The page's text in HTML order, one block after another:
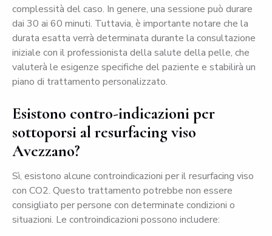
complessità del caso. In genere, una sessione può durare
dai 30 ai 60 minuti. Tuttavia, è importante notare che la
durata esatta verrà determinata durante la consultazione
iniziale con il professionista della salute della pelle, che
valuterà le esigenze specifiche del paziente e stabilirà un
piano di trattamento personalizzato.
Esistono contro-indicazioni per
sottoporsi al resurfacing viso
Avezzano?
Sì, esistono alcune controindicazioni per il resurfacing viso
con CO2. Questo trattamento potrebbe non essere
consigliato per persone con determinate condizioni o
situazioni. Le controindicazioni possono includere: